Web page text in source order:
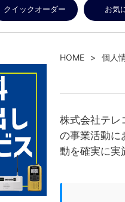
クイックオーダー お気
HOME 個人
株式会社テレ
の事業活動に
動を確実に実